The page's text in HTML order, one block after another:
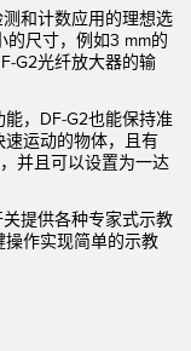
和计数应用的理想选
的尺寸，例如3 mm的
G2光纤放大器的输
，DF-G2也能保持准
运动的物体，且有
并且可以设置为一达
提供各种专家式示教
作实现简单的示教